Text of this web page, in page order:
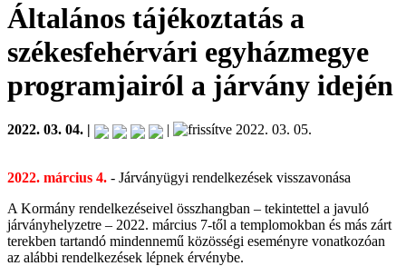
Általános tájékoztatás a
székesfehérvári egyházmegye
programjairól a járvány idején
2022. 03. 04. | | 2022. 03. 05.
2022. március 4. - Járványügyi rendelkezések visszavonása
A Kormány rendelkezéseivel összhangban – tekintettel a javuló
járványhelyzetre – 2022. március 7-től a templomokban és más zárt
terekben tartandó mindennemű közösségi eseményre vonatkozóan
az alábbi rendelkezések lépnek érvénybe.